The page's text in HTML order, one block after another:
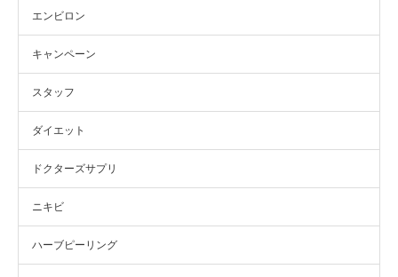
エンビロン
キャンペーン
スタッフ
ダイエット
ドクターズサプリ
ニキビ
ハーブピーリング